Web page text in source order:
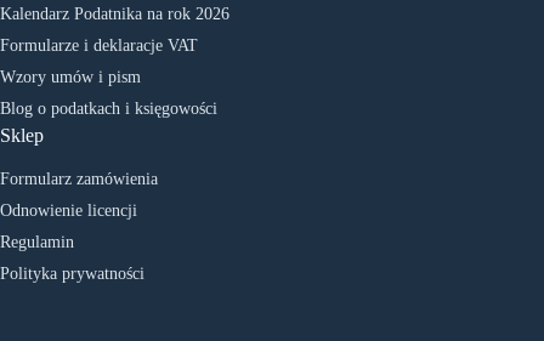
Kalendarz Podatnika na rok 2026
Formularze i deklaracje VAT
Wzory umów i pism
Blog o podatkach i księgowości
Sklep
Formularz zamówienia
Odnowienie licencji
Regulamin
Polityka prywatności